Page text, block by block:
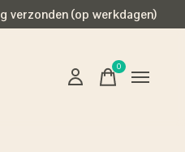
verzonden (op werkdagen)
0items